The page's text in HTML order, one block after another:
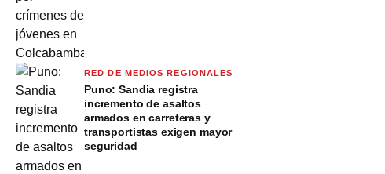
RED DE MEDIOS REGIONALES
Puno: Sandia registra
incremento de asaltos
armados en carreteras y
transportistas exigen mayor
seguridad